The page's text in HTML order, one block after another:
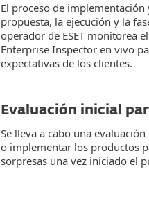
El proceso de
propuesta, la ejecución y la
operador de ESET monitorea
Enterprise Inspector en vivo
expectativas de los clientes.
Evaluación inicial
Se lleva a cabo una
o implementar los productos
sorpresas una vez iniciado el